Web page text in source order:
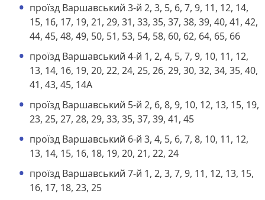
проїзд Варшавський 3-й 2, 3, 5, 6, 7, 9, 11, 12, 14,
15, 16, 17, 19, 21, 29, 31, 33, 35, 37, 38, 39, 40, 41, 42,
44, 45, 48, 49, 50, 51, 53, 54, 58, 60, 62, 64, 65, 66
проїзд Варшавський 4-й 1, 2, 4, 5, 7, 9, 10, 11, 12,
13, 14, 16, 19, 20, 22, 24, 25, 26, 29, 30, 32, 34, 35, 40,
41, 43, 45, 14А
проїзд Варшавський 5-й 2, 6, 8, 9, 10, 12, 13, 15, 19,
23, 25, 27, 28, 29, 33, 35, 37, 39, 41, 45
проїзд Варшавський 6-й 3, 4, 5, 6, 7, 8, 10, 11, 12,
13, 14, 15, 16, 18, 19, 20, 21, 22, 24
проїзд Варшавський 7-й 1, 2, 3, 7, 9, 11, 12, 13, 15,
16, 17, 18, 23, 25